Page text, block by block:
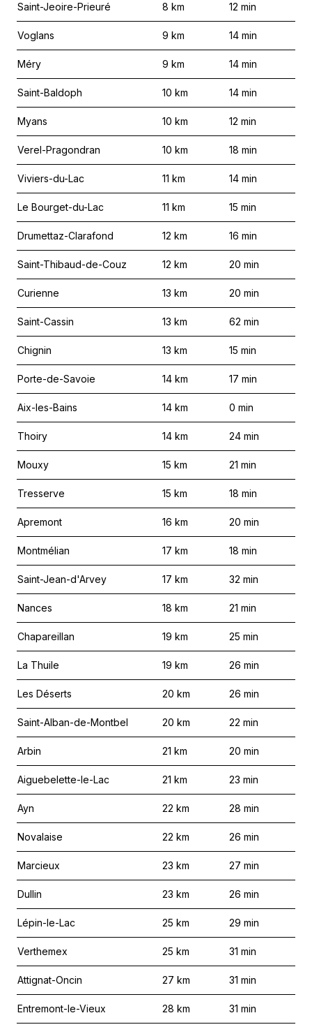
Saint-Jeoire-Prieuré 8 km 12 min
Voglans 9 km 14 min
Méry 9 km 14 min
Saint-Baldoph 10 km 14 min
Myans 10 km 12 min
Verel-Pragondran 10 km 18 min
Viviers-du-Lac 11 km 14 min
Le Bourget-du-Lac 11 km 15 min
Drumettaz-Clarafond 12 km 16 min
Saint-Thibaud-de-Couz 12 km 20 min
Curienne 13 km 20 min
Saint-Cassin 13 km 62 min
Chignin 13 km 15 min
Porte-de-Savoie 14 km 17 min
Aix-les-Bains 14 km 0 min
Thoiry 14 km 24 min
Mouxy 15 km 21 min
Tresserve 15 km 18 min
Apremont 16 km 20 min
Montmélian 17 km 18 min
Saint-Jean-d'Arvey 17 km 32 min
Nances 18 km 21 min
Chapareillan 19 km 25 min
La Thuile 19 km 26 min
Les Déserts 20 km 26 min
Saint-Alban-de-Montbel 20 km 22 min
Arbin 21 km 20 min
Aiguebelette-le-Lac 21 km 23 min
Ayn 22 km 28 min
Novalaise 22 km 26 min
Marcieux 23 km 27 min
Dullin 23 km 26 min
Lépin-le-Lac 25 km 29 min
Verthemex 25 km 31 min
Attignat-Oncin 27 km 31 min
Entremont-le-Vieux 28 km 31 min